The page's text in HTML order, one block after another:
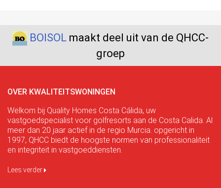
BOISOL maakt deel uit van de QHCC-
groep
OVER KWALITEITSWONINGEN
Welkom bij Quality Homes Costa Cálida, uw
vastgoedspecialist voor golfresorts aan de Costa Calida. Al
meer dan 20 jaar actief in de regio Murcia. opgericht in
1997, QHCC biedt de hoogste normen van professionaliteit
en integriteit in vastgoeddiensten.
Lees verder